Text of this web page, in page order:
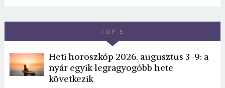
TOP 5
Heti horoszkóp 2026. augusztus 3-9: a
nyár egyik legragyogóbb hete
következik